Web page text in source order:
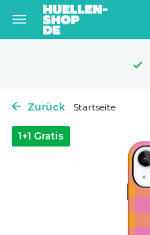
Zurück Startseite
1+1 Gratis